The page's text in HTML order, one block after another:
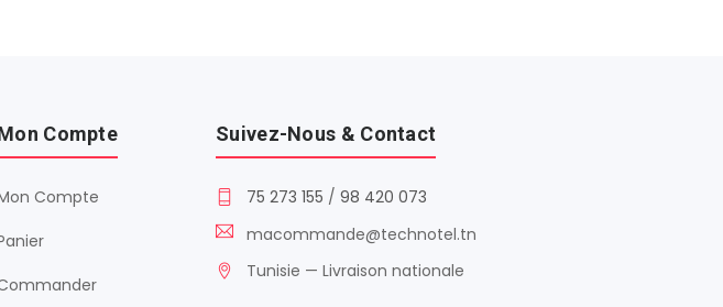
Compte
Compte
Suivez-Nous & Contact
75 273 155 / 98 420 073
macommande@technotel.tn
Tunisie — Livraison nationale